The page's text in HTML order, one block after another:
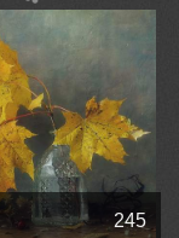
245